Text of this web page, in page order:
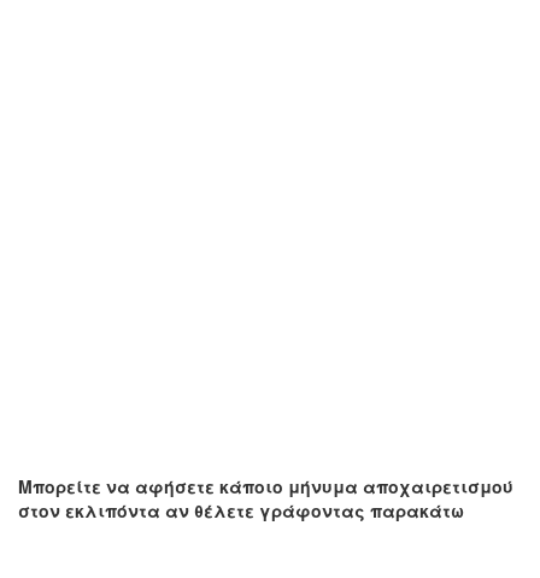
Μπορείτε να αφήσετε κάποιο μήνυμα αποχαιρετισμού
στον εκλιπόντα αν θέλετε γράφοντας παρακάτω